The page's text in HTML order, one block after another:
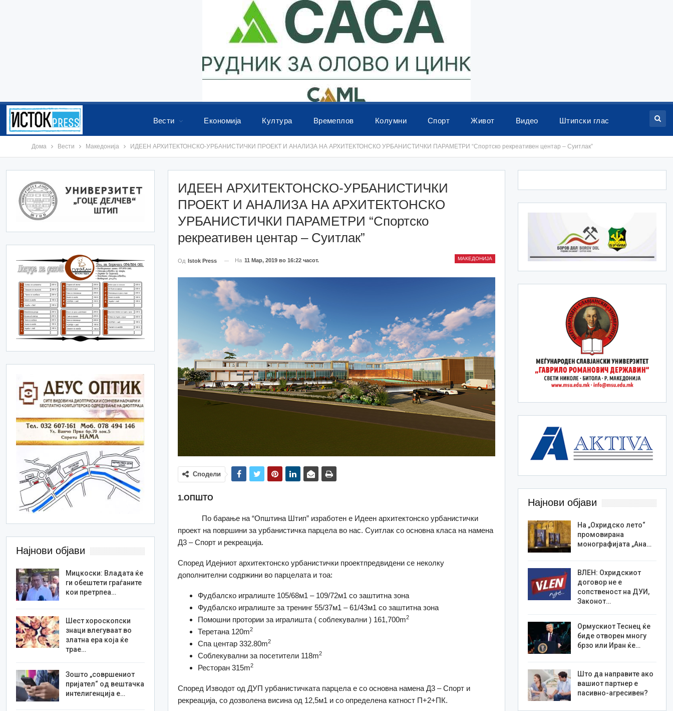
Вести Економија Култура Времеплов Колумни Спорт Живот Видео Штипски глас
Дома Вести Македонија ИДЕЕН АРХИТЕКТОНСКО-УРБАНИСТИЧКИ ПРОЕКТ И АНАЛИЗА НА АРХИТЕКТОНСКО УРБАНИСТИЧКИ ПАРАМЕТРИ “Спортско рекреативен центар – Суитлак”
ИДЕЕН АРХИТЕКТОНСКО-УРБАНИСТИЧКИ
ПРОЕКТ И АНАЛИЗА НА АРХИТЕКТОНСКО
УРБАНИСТИЧКИ ПАРАМЕТРИ “Спортско
рекреативен центар – Суитлак”
МАКЕДОНИЈА
Од Istok Press На 11 Мар, 2019 во 16:22 часот.
Сподели
1.ОПШТО
По барање на “Општина Штип” изработен е Идеен архитектонско урбанистички
проект на површини за урбанистичка парцела во нас. Суитлак со основна класа на намена
Д3 – Спорт и рекреација.
Според Идејниот архитектонско урбанистички проектпредвидени се неколку
дополнителни содржини во парцелата и тоа:
Фудбалско игралиште 105/68м1 – 109/72м1 со заштитна зона
Фудбалско игралиште за тренинг 55/37м1 – 61/43м1 со заштитна зона
Помошни протории за игралишта ( соблекувални ) 161,700m2
Теретана 120m2
Спа центар 332.80m2
Соблекувални за посетители 118m2
Ресторан 315m2
Според Изводот од ДУП урбанистичката парцела е со основна намена Д3 – Спорт и
рекреација, со дозволена висина од 12,5м1 и со определена катност П+2+ПК.
Најнови објави
На „Охридско лето“
промовирана
монографијата „Ана…
ВЛЕН: Охридскиот
договор не е
сопственост на ДУИ,
Законот…
Ормускиот Теснец ќе
биде отворен многу
брзо или Иран ќе…
Што да направите ако
вашиот партнер е
пасивно-агресивен?
Најнови објави
Мицкоски: Владата ќе
ги обештети граѓаните
кои претрпеа…
Шест хороскопски
знаци влегуваат во
златна ера која ќе
трае…
Зошто „совршениот
пријател“ од вештачка
интелигенција е…